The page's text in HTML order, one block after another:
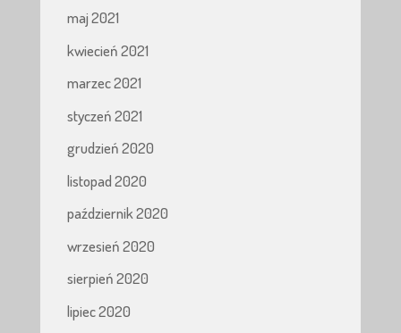
maj 2021
kwiecień 2021
marzec 2021
styczeń 2021
grudzień 2020
listopad 2020
październik 2020
wrzesień 2020
sierpień 2020
lipiec 2020